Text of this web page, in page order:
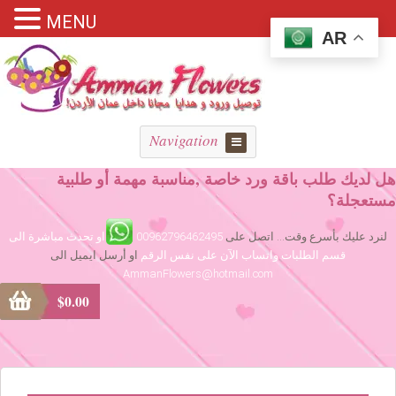
Navigation
هل لديك طلب باقة ورد خاصة ,مناسبة مهمة أو طلبية
مستعجلة؟
لنرد عليك بأسرع وقت... اتصل على 00962796462495
او تحدث مباشرة الى
قسم الطلبات واتساب الآن على نفس الرقم او أرسل ايميل الى
AmmanFlowers@hotmail.com
$0.00
AR
MENU